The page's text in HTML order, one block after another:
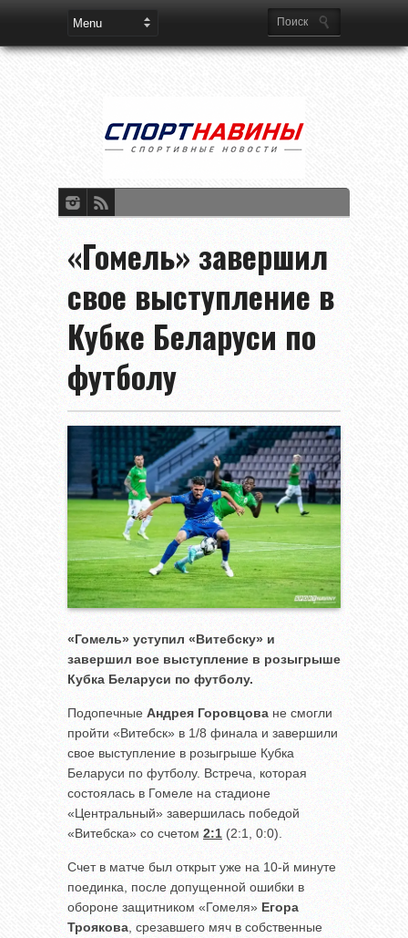
«Гомель» завершил
свое выступление в
Кубке Беларуси по
футболу
«Гомель» уступил «Витебску» и
завершил вое выступление в розыгрыше
Кубка Беларуси по футболу.
Подопечные Андрея Горовцова не смогли
пройти «Витебск» в 1/8 финала и завершили
свое выступление в розыгрыше Кубка
Беларуси по футболу. Встреча, которая
состоялась в Гомеле на стадионе
«Центральный» завершилась победой
«Витебска» со счетом 2:1 (2:1, 0:0).
Счет в матче был открыт уже на 10-й минуте
поединка, после допущенной ошибки в
обороне защитником «Гомеля» Егора
Троякова , срезавшего мяч в собственные